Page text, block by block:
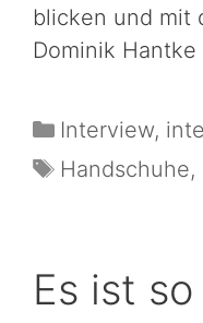
blicken und mit
Dominik
Interview,
Handschuhe,
Es ist